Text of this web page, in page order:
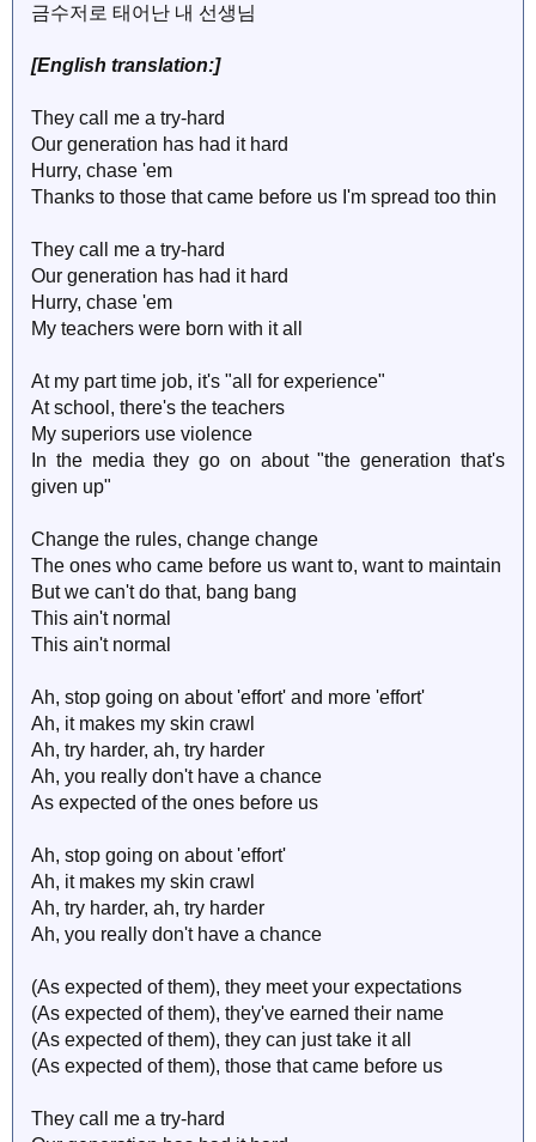
금수저로 태어난 내 선생님
[English translation:]
They call me a try-hard
Our generation has had it hard
Hurry, chase 'em
Thanks to those that came before us I'm spread too thin
They call me a try-hard
Our generation has had it hard
Hurry, chase 'em
My teachers were born with it all
At my part time job, it's "all for experience"
At school, there's the teachers
My superiors use violence
In the media they go on about "the generation that's
given up"
Change the rules, change change
The ones who came before us want to, want to maintain
But we can't do that, bang bang
This ain't normal
This ain't normal
Ah, stop going on about 'effort' and more 'effort'
Ah, it makes my skin crawl
Ah, try harder, ah, try harder
Ah, you really don't have a chance
As expected of the ones before us
Ah, stop going on about 'effort'
Ah, it makes my skin crawl
Ah, try harder, ah, try harder
Ah, you really don't have a chance
(As expected of them), they meet your expectations
(As expected of them), they've earned their name
(As expected of them), they can just take it all
(As expected of them), those that came before us
They call me a try-hard